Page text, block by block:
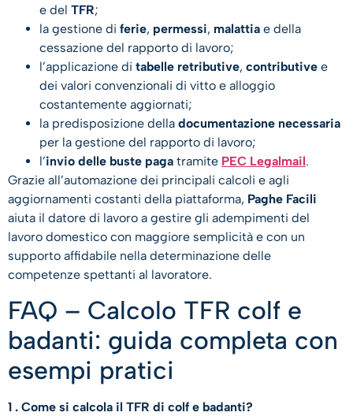
e del TFR;
la gestione di ferie, permessi, malattia e della
cessazione del rapporto di lavoro;
l’applicazione di tabelle retributive, contributive e
dei valori convenzionali di vitto e alloggio
costantemente aggiornati;
la predisposizione della documentazione necessaria
per la gestione del rapporto di lavoro;
l’invio delle buste paga tramite PEC Legalmail.
Grazie all’automazione dei principali calcoli e agli
aggiornamenti costanti della piattaforma, Paghe Facili
aiuta il datore di lavoro a gestire gli adempimenti del
lavoro domestico con maggiore semplicità e con un
supporto affidabile nella determinazione delle
competenze spettanti al lavoratore.
FAQ – Calcolo TFR colf e
badanti: guida completa con
esempi pratici
1 . Come si calcola il TFR di colf e badanti?